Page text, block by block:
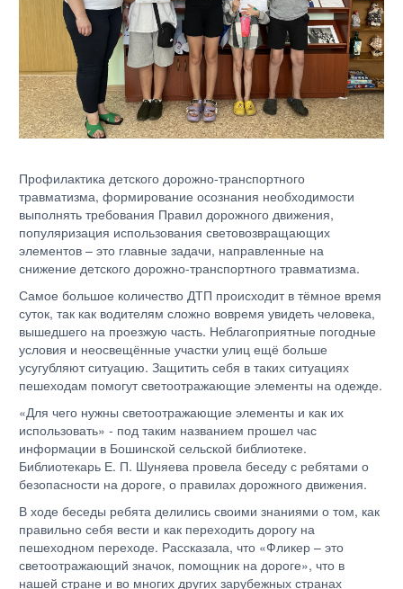
Профилактика детского дорожно-транспортного
травматизма, формирование осознания необходимости
выполнять требования Правил дорожного движения,
популяризация использования световозвращающих
элементов – это главные задачи, направленные на
снижение детского дорожно-транспортного травматизма.
Самое большое количество ДТП происходит в тёмное время
суток, так как водителям сложно вовремя увидеть человека,
вышедшего на проезжую часть. Неблагоприятные погодные
условия и неосвещённые участки улиц ещё больше
усугубляют ситуацию. Защитить себя в таких ситуациях
пешеходам помогут светоотражающие элементы на одежде.
«Для чего нужны светоотражающие элементы и как их
использовать» - под таким названием прошел час
информации в Бошинской сельской библиотеке.
Библиотекарь Е. П. Шуняева провела беседу с ребятами о
безопасности на дороге, о правилах дорожного движения.
В ходе беседы ребята делились своими знаниями о том, как
правильно себя вести и как переходить дорогу на
пешеходном переходе. Рассказала, что «Фликер – это
светоотражающий значок, помощник на дороге», что в
нашей стране и во многих других зарубежных странах